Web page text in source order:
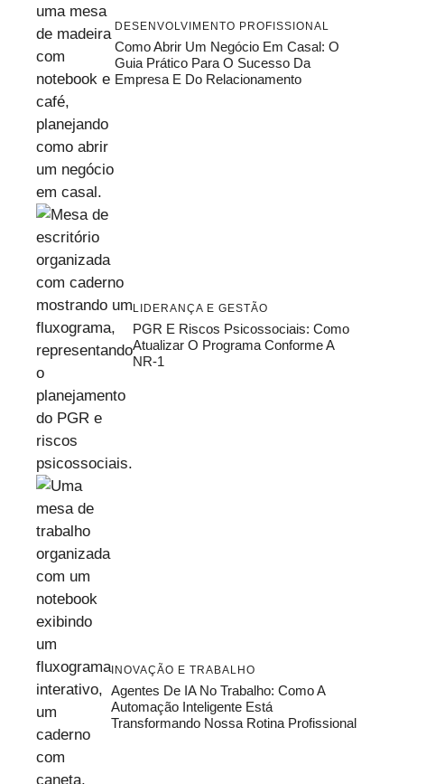
DESENVOLVIMENTO PROFISSIONAL
Como Abrir Um Negócio Em Casal: O
Guia Prático Para O Sucesso Da
Empresa E Do Relacionamento
LIDERANÇA E GESTÃO
PGR E Riscos Psicossociais: Como
Atualizar O Programa Conforme A
NR-1
INOVAÇÃO E TRABALHO
Agentes De IA No Trabalho: Como A
Automação Inteligente Está
Transformando Nossa Rotina Profissional